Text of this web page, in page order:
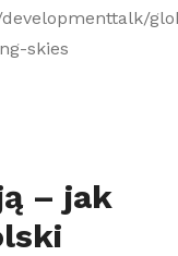
skies
– jak